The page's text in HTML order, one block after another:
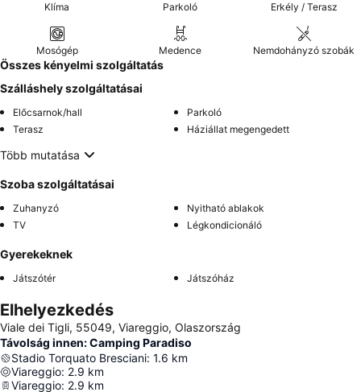
Klíma Parkoló Erkély / Terasz
Mosógép Medence Nemdohányzó szobák
Összes kényelmi szolgáltatás
Szálláshely szolgáltatásai
Előcsarnok/hall
Parkoló
Terasz
Háziállat megengedett
Több mutatása
Szoba szolgáltatásai
Zuhanyzó
Nyitható ablakok
TV
Légkondicionáló
Gyerekeknek
Játszótér Játszóház
Elhelyezkedés
Viale dei Tigli, 55049, Viareggio, Olaszország
Távolság innen: Camping Paradiso
Stadio Torquato Bresciani: 1.6 km
Viareggio: 2.9 km
Viareggio: 2.9 km